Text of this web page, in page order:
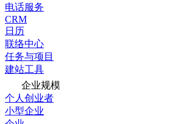
电话服务
CRM
日历
联络中心
任务与项目
建站工具
企业规模
个人创业者
小型企业